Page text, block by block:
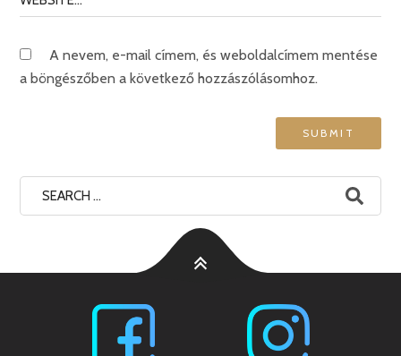
A nevem, e-mail címem, és weboldalcímem mentése
a böngészőben a következő hozzászólásomhoz.
Search
for: